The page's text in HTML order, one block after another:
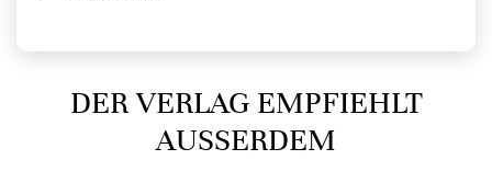
DER VERLAG EMPFIEHLT
AUSSERDEM